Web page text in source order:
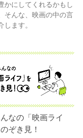
かにしてくれるかもし
そんな、映画の中の言
します。
なの「映画ライ
のぞき見！